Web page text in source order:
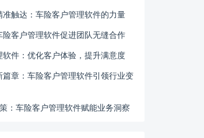
准触达：车险客户管理软件的力量
客户管理软件促进团队无缝合作
件：优化客户体验，提升满意度
篇章：车险客户管理软件引领行业变
：车险客户管理软件赋能业务洞察